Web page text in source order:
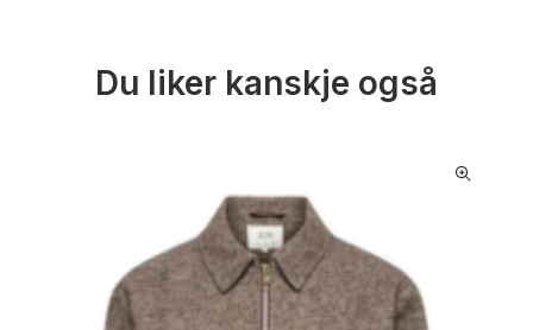
Du liker kanskje også